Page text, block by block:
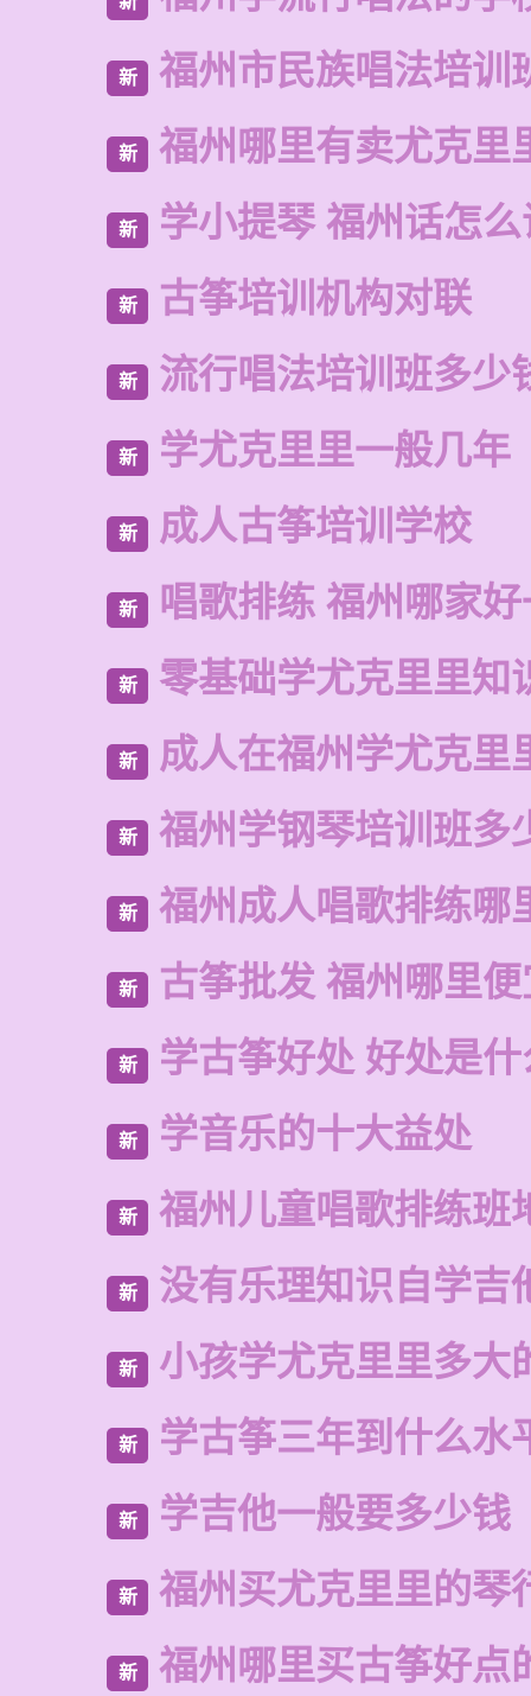
新 福州市民族唱法培训
新 福州哪里有卖尤克里
新 学小提琴 福州话怎
新 古筝培训机构对联
新 流行唱法培训班多少
新 学尤克里里一般几年
新 成人古筝培训学校
新 唱歌排练 福州哪家
新 零基础学尤克里里知
新 成人在福州学尤克里
新 福州学钢琴培训班多
新 福州成人唱歌排练哪
新 古筝批发 福州哪里
新 学古筝好处 好处是什
新 学音乐的十大益处
新 福州儿童唱歌排练班
新 没有乐理知识自学吉
新 小孩学尤克里里多大
新 学古筝三年到什么水
新 学吉他一般要多少钱
新 福州买尤克里里的琴
新 福州哪里买古筝好点